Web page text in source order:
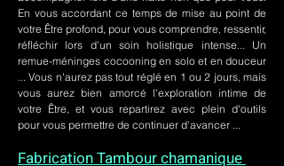
En vous accordant ce temps de mise au point de
votre Être profond, pour vous comprendre, ressentir,
réfléchir lors d'un soin holistique intense... Un
remue-méninges cocooning en solo et en douceur
... Vous n'aurez pas tout réglé en 1 ou 2 jours, mais
vous aurez bien amorcé l'exploration intime de
votre Être, et vous repartirez avec plein d'outils
pour vous permettre de continuer d'avancer ...
Fabrication Tambour chamanique